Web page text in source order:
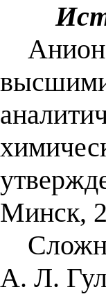
Минск,
А. Л.